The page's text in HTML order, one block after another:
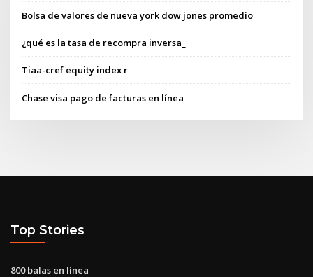
Bolsa de valores de nueva york dow jones promedio
¿qué es la tasa de recompra inversa_
Tiaa-cref equity index r
Chase visa pago de facturas en línea
Top Stories
800 balas en línea